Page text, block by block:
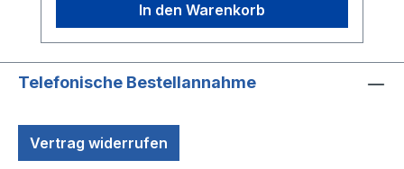
In den Warenkorb
Telefonische Bestellannahme
Vertrag widerrufen